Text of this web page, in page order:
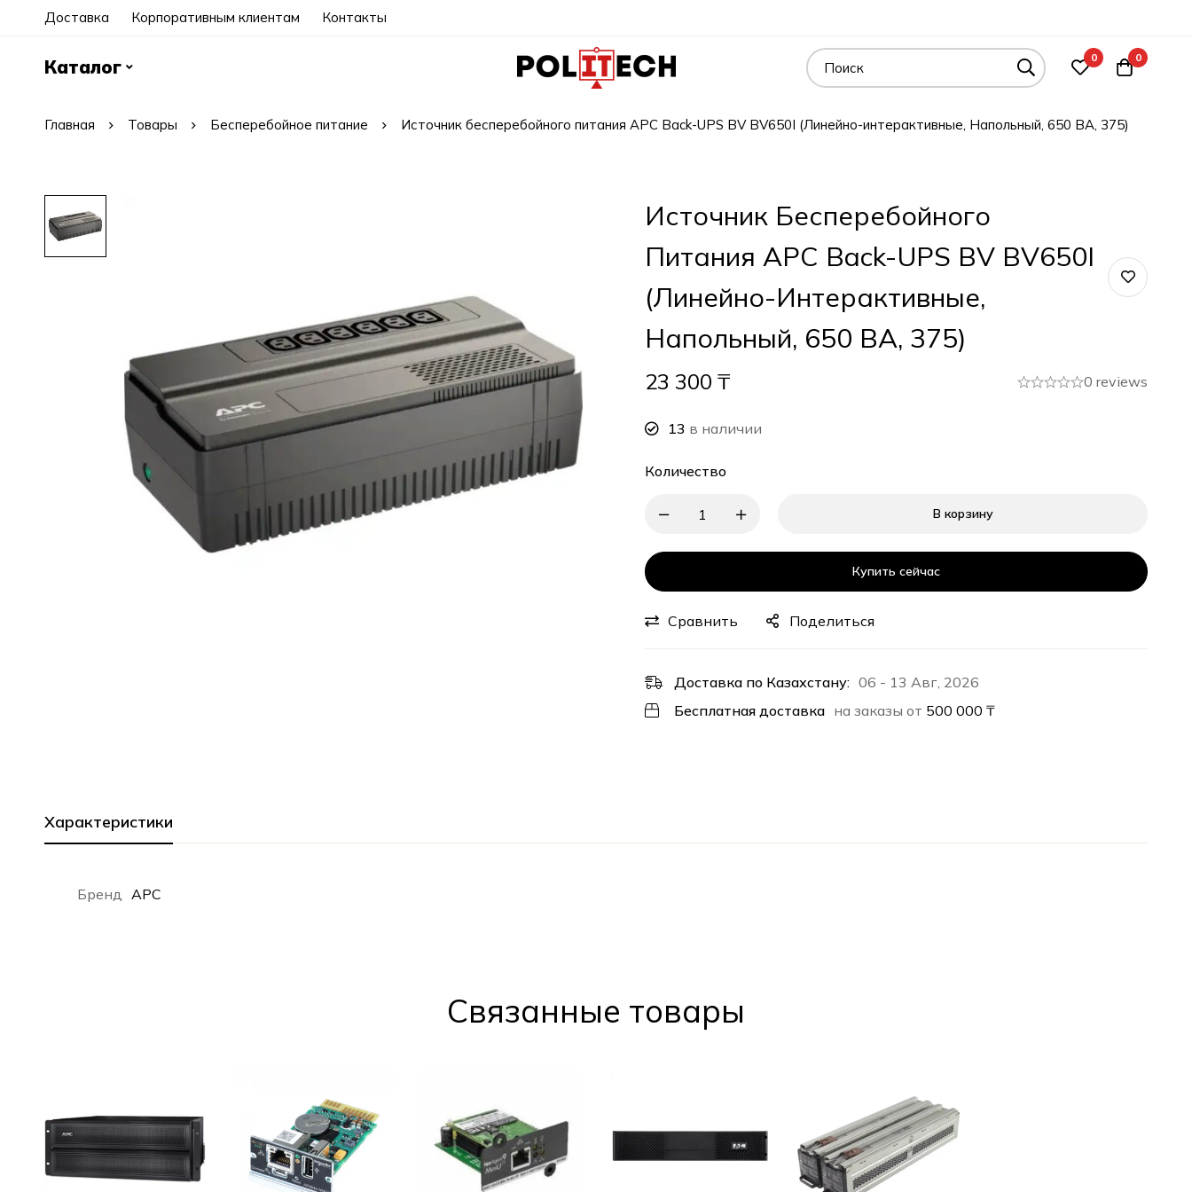
Доставка Корпоративным клиентам Контакты
Каталог 0 0
Главная Товары Бесперебойное питание Источник бесперебойного питания APC Back-UPS BV BV650I (Линейно-интерактивные, Напольный, 650 ВА, 375)
Источник Бесперебойного
Питания APC Back-UPS BV BV650I
(Линейно-Интерактивные,
Напольный, 650 ВА, 375)
23 300 ₸ 0 reviews
13 в наличии
Количество
В корзину
Купить сейчас
Сравнить Поделиться
Доставка по Казахстану: 06 - 13 Авг, 2026
Бесплатная доставка на заказы от 500 000 ₸
Характеристики
Бренд APC
Cвязанные товары